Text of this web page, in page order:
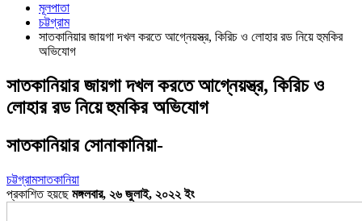
মূলপাতা
চট্টগ্রাম
সাতকানিয়ার জায়গা দখল করতে আগ্নেয়স্ত্র, কিরিচ ও লোহার রড নিয়ে হুমকির
অভিযোগ
সাতকানিয়ার জায়গা দখল করতে আগ্নেয়স্ত্র, কিরিচ ও
লোহার রড নিয়ে হুমকির অভিযোগ
সাতকানিয়ার সোনাকানিয়া-
চট্টগ্রামসাতকানিয়া
প্রকাশিত হয়ছেমঙ্গলবার, ২৬ জুলাই, ২০২২ ইং